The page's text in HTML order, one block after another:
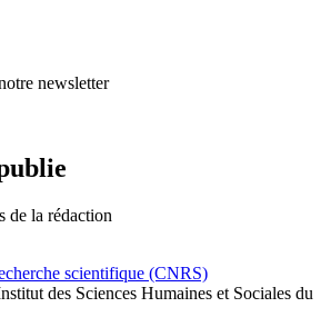
newsletter
de la rédaction
des Sciences Humaines et Sociales du